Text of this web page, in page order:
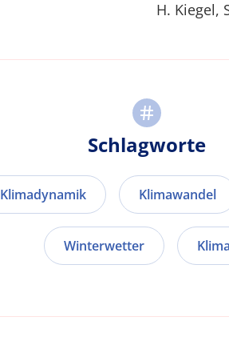
H. Kiegel,
Schlagworte
Klimadynamik Klimawandel
Winterwetter Klima